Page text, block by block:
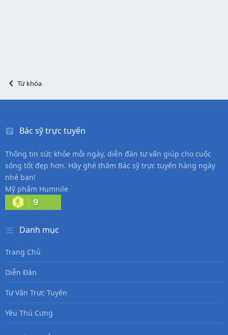
Từ khóa
Bác sỹ trực tuyến
Thông tin sức khỏe mỗi ngày, diễn đàn tư vấn giúp cho cuộc
sống tốt đẹp hơn. Hãy ghé thăm Bác sỹ trực tuyến hàng ngày
nhé bạn!
Mỹ phẩm Humnile
9
Danh mục
Trang Chủ
Diễn Đàn
Tư Vấn Trực Tuyến
Yêu Thú Cưng